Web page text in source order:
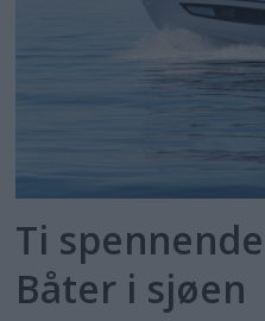
Ti
Båter i sjøen